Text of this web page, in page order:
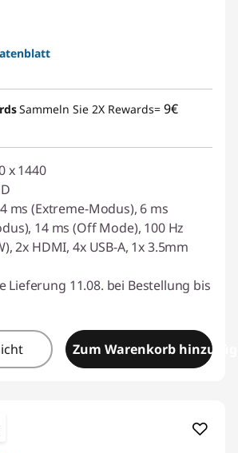
Sammeln Sie 2X Rewards= 9€
x 1440
ms (Extreme-Modus), 6 ms
14 ms (Off Mode), 100 Hz
2x HDMI, 4x USB-A, 1x 3.5mm
Lieferung 11.08. bei Bestellung bis
Zum Warenkorb